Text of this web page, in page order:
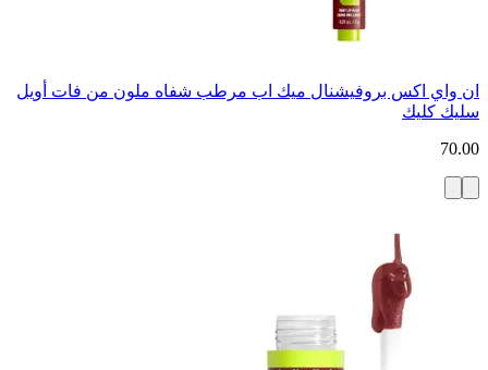
ان واي اكس بروفيشنال ميك اب مرطب شفاه ملون من فات أويل
سليك كليك
70.00